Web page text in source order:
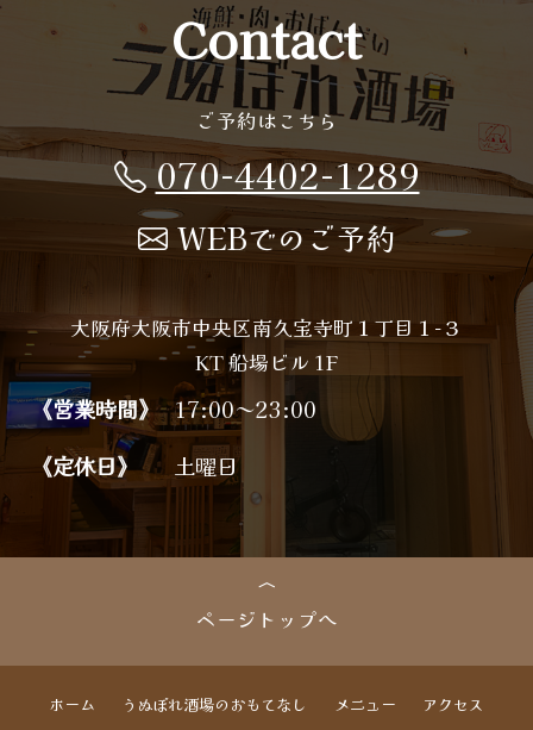
Contact
ご予約はこちら
070-4402-1289
WEBでのご予約
大阪府大阪市中央区南久宝寺町１丁目１−３
KT 船場ビル 1F
《営業時間》 17:00～23:00
《定休日》 土曜日
ページトップへ
ホーム うぬぼれ酒場のおもてなし メニュー
アクセス